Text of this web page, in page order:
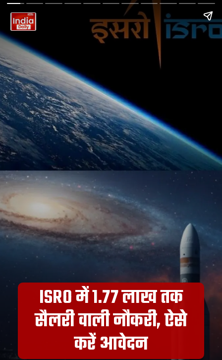
ISRO में 1.77 लाख तक
सैलरी वाली नौकरी, ऐसे
करें आवेदन